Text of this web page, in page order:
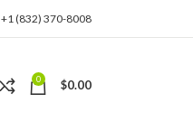
+1 (832) 370-8008
0 $0.00